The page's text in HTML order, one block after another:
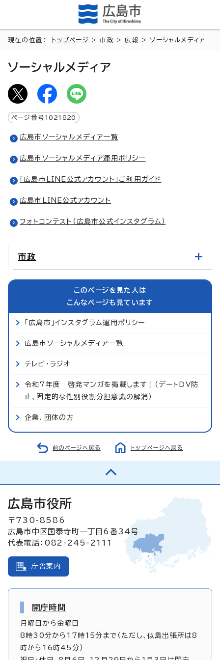
現在の位置： トップページ >市政 >広報 > ソーシャルメディア
ソーシャルメディア
ページ番号 1021820
広島市ソーシャルメディア一覧
広島市ソーシャルメディア運用ポリシー
「広島市LINE公式アカウント」ご利用ガイド
広島市LINE公式アカウント
フォトコンテスト（広島市公式インスタグラム）
市政
このページを見た人は
こんなページも見ています
「広島市」インスタグラム運用ポリシー
広島市ソーシャルメディア一覧
テレビ・ラジオ
令和7年度 啓発マンガを掲載します！（デートDV防
止、固定的な性別役割分担意識の解消）
企業、団体の方
前のページへ戻る トップページへ戻る
広島市役所
〒730-8586
広島市中区国泰寺町一丁目6番34号
代表電話：082-245-2111
庁舎案内
開庁時間
月曜日から金曜日
8時30分から17時15分まで（ただし、似島出張所は8
時から16時45分）